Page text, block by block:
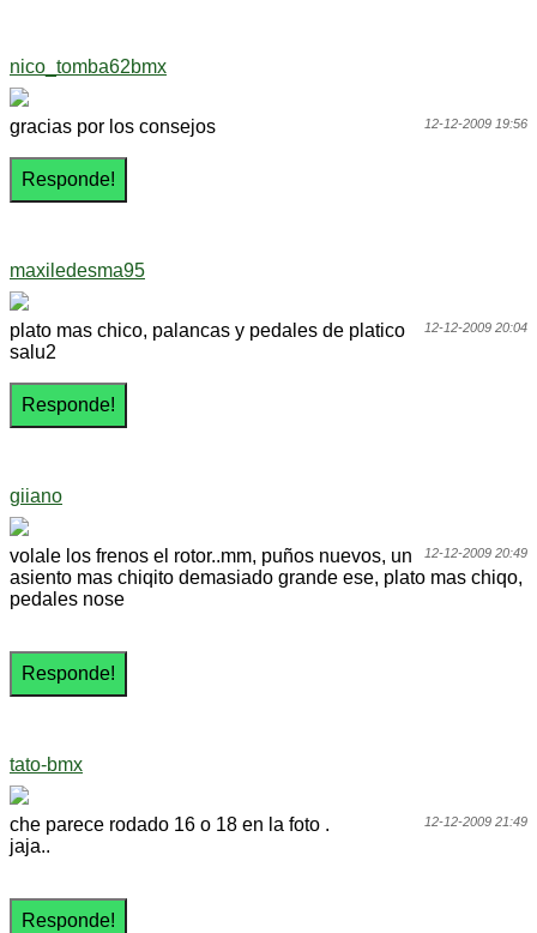
nico_tomba62bmx
12-12-2009 19:56
gracias por los consejos
maxiledesma95
12-12-2009 20:04
plato mas chico, palancas y pedales de platico
salu2
giiano
12-12-2009 20:49
volale los frenos el rotor..mm, puños nuevos, un
asiento mas chiqito demasiado grande ese, plato mas chiqo,
pedales nose
tato-bmx
12-12-2009 21:49
che parece rodado 16 o 18 en la foto .
jaja..